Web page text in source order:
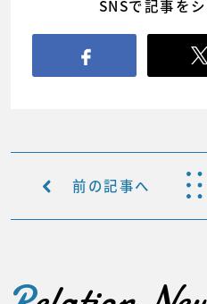
SNSで記事を
前の記事へ